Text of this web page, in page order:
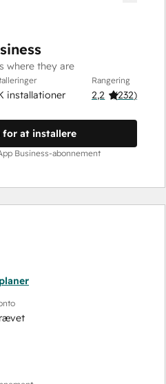
where they are
installationer
Rangering
2,2 (232)
for at installere
Business-abonnement